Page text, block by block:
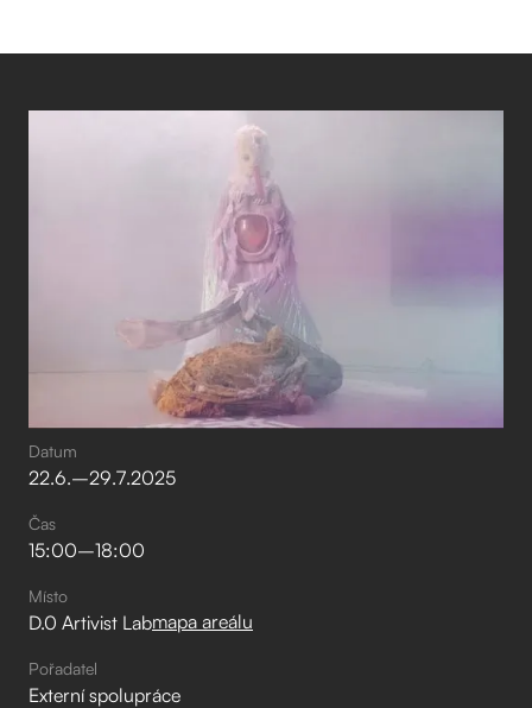
Datum
22.6.–⁠29.7.2025
Čas
15:00–⁠18:00
Místo
D.0 Artivist Labmapa areálu
Pořadatel
Externí spolupráce